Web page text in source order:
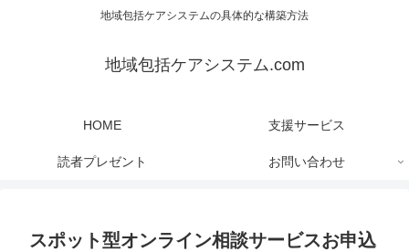
地域包括ケアシステムの具体的な構築方法
地域包括ケアシステム.com
HOME 支援サービス
読者プレゼント お問い合わせ
スポット型オンライン相談サービスお申込